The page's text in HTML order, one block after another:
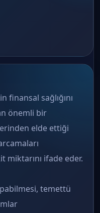
finansal sağlığını
önemli bir
elde ettiği
miktarını ifade eder.
temettü